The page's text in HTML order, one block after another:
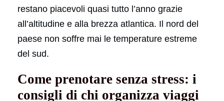
restano piacevoli quasi tutto l’anno grazie
all’altitudine e alla brezza atlantica. Il nord del
paese non soffre mai le temperature estreme
del sud.
Come prenotare senza stress: i
consigli di chi organizza viaggi